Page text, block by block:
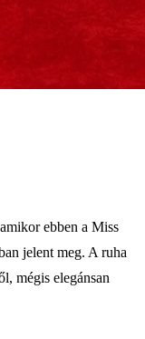
ebben a Miss
jelent meg. A ruha
mégis elegánsan